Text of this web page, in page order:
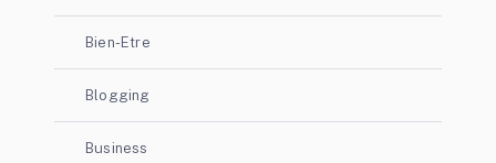
Bien-Etre
Blogging
Business